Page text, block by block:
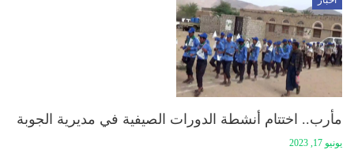
مأرب.. اختتام أنشطة الدورات الصيفية في مديرية الجوبة
يونيو 17, 2023